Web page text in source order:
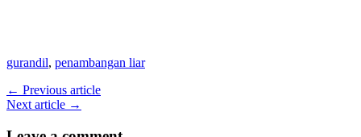
gurandil, penambangan liar
← Previous article
Next article →